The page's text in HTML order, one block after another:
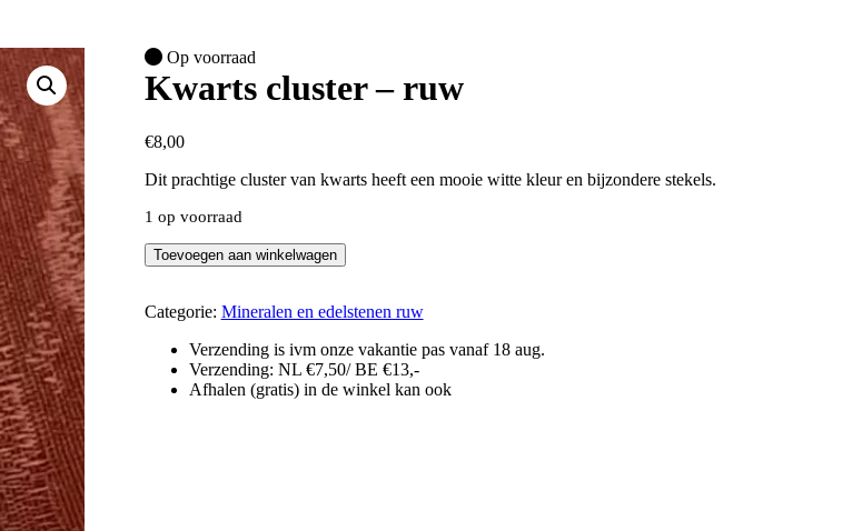
Op voorraad
Kwarts cluster – ruw
€8,00
Dit prachtige cluster van kwarts heeft een mooie witte kleur en bijzondere stekels.
1 op voorraad
Kwarts
cluster
ruw
Toevoegen aan winkelwagen
Categorie: Mineralen en edelstenen ruw
Verzending is ivm onze vakantie pas vanaf 18 aug.
Verzending: NL €7,50/ BE €13,-
Afhalen (gratis) in de winkel kan ook